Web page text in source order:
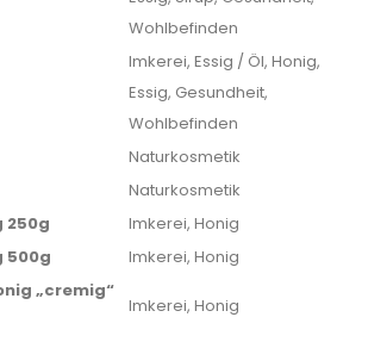
Wohlbefinden
Imkerei, Essig / Öl, Honig,
Essig, Gesundheit,
Wohlbefinden
Naturkosmetik
Naturkosmetik
250g
Imkerei, Honig
500g
Imkerei, Honig
„cremig“
Imkerei, Honig